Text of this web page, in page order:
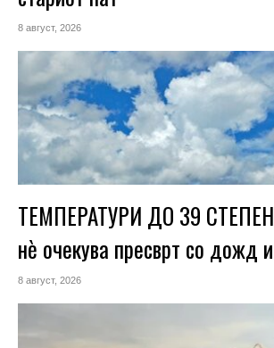
8 август, 2026
ТЕМПЕРАТУРИ ДО 39
нè очекува пресврт со дожд
8 август, 2026